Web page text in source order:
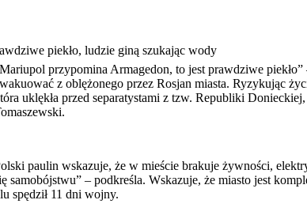
piekło, ludzie giną szukając wody
przypomina Armagedon, to jest prawdziwe
z oblężonego przez Rosjan miasta. Ryzykując
uklękła przed separatystami z tzw. Republiki
paulin wskazuje, że w mieście brakuje żywności,
samobójstwu” – podkreśla. Wskazuje, że miasto jest
spędził 11 dni wojny.